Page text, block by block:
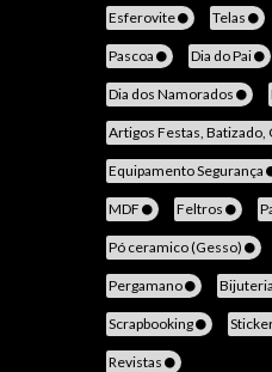
Esferovite Telas
Pascoa Dia do Pai
Dia dos Namorados
Artigos Festas, Batizado,
Equipamento Segurança
MDF Feltros
Pó ceramico (Gesso)
Pergamano Bijuteria
Scrapbooking
Revistas